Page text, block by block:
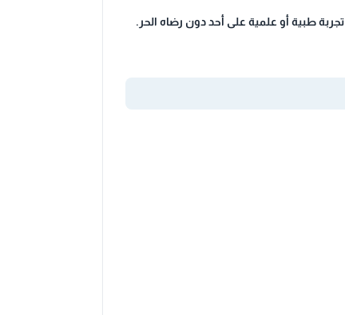
تجربة طبية أو علمية على أحد دون رضاه الحر.